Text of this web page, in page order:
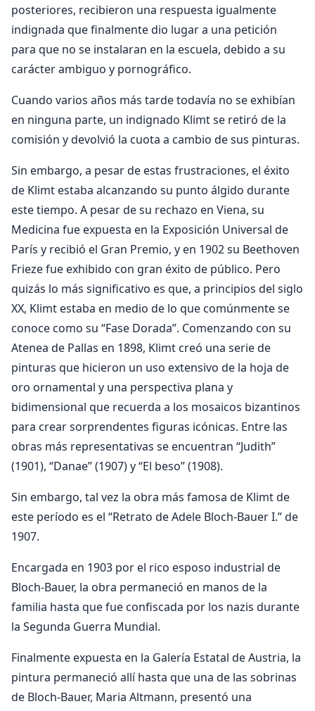
posteriores, recibieron una respuesta igualmente
indignada que finalmente dio lugar a una petición
para que no se instalaran en la escuela, debido a su
carácter ambiguo y pornográfico.
Cuando varios años más tarde todavía no se exhibían
en ninguna parte, un indignado Klimt se retiró de la
comisión y devolvió la cuota a cambio de sus pinturas.
Sin embargo, a pesar de estas frustraciones, el éxito
de Klimt estaba alcanzando su punto álgido durante
este tiempo. A pesar de su rechazo en Viena, su
Medicina fue expuesta en la Exposición Universal de
París y recibió el Gran Premio, y en 1902 su Beethoven
Frieze fue exhibido con gran éxito de público. Pero
quizás lo más significativo es que, a principios del siglo
XX, Klimt estaba en medio de lo que comúnmente se
conoce como su “Fase Dorada”. Comenzando con su
Atenea de Pallas en 1898, Klimt creó una serie de
pinturas que hicieron un uso extensivo de la hoja de
oro ornamental y una perspectiva plana y
bidimensional que recuerda a los mosaicos bizantinos
para crear sorprendentes figuras icónicas. Entre las
obras más representativas se encuentran “Judith”
(1901), “Danae” (1907) y “El beso” (1908).
Sin embargo, tal vez la obra más famosa de Klimt de
este período es el “Retrato de Adele Bloch-Bauer I.” de
1907.
Encargada en 1903 por el rico esposo industrial de
Bloch-Bauer, la obra permaneció en manos de la
familia hasta que fue confiscada por los nazis durante
la Segunda Guerra Mundial.
Finalmente expuesta en la Galería Estatal de Austria, la
pintura permaneció allí hasta que una de las sobrinas
de Bloch-Bauer, Maria Altmann, presentó una